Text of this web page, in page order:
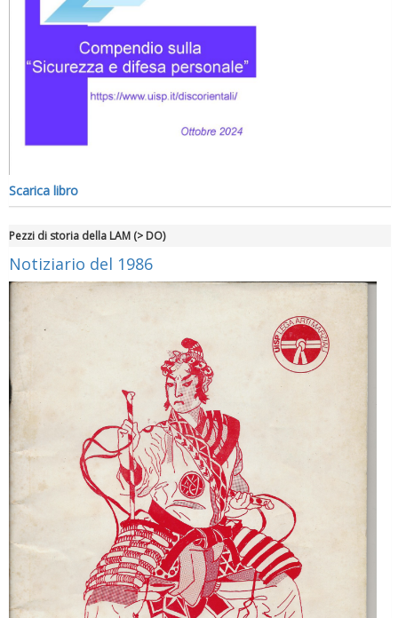
Scarica libro
Pezzi di storia della LAM (> DO)
Notiziario del 1986